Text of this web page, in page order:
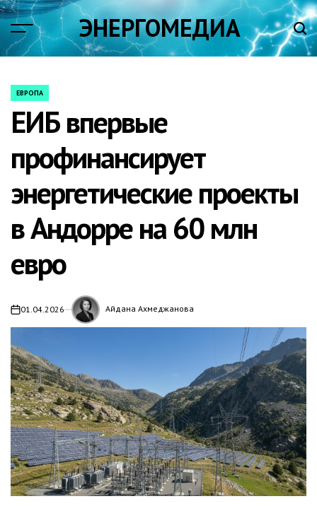
Skip
content
ЭНЕРГОМЕДИА
POSTED
ЕВРОПА
ЕИБ впервые
профинансирует
энергетические проекты
в Андорре на 60 млн
евро
on01.04.2026 Айдана Ахмеджанова